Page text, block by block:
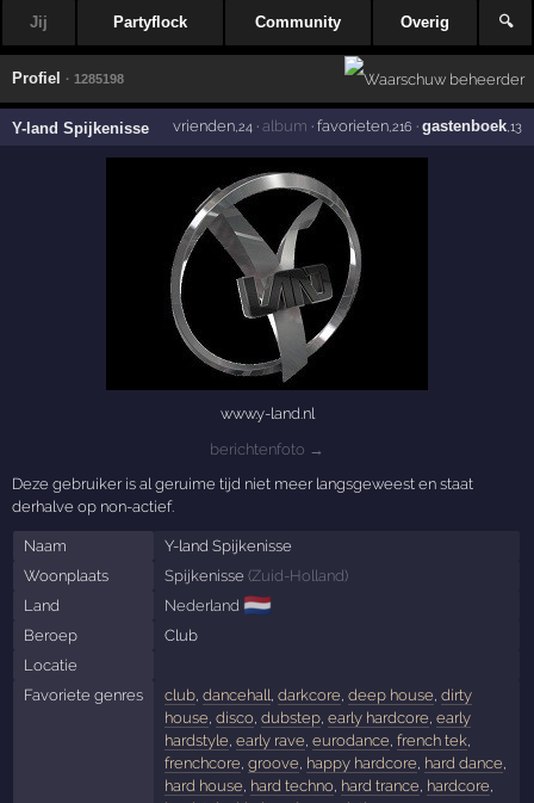
Jij Partyflock Community Overig 🔍
Profiel · 1285198
Y-land Spijkenisse vrienden,24· album · favorieten,216 · gastenboek,13
www.y-land.nl
berichtenfoto →
Deze gebruiker is al geruime tijd niet meer langsgeweest en staat
derhalve op non-actief.
Naam
Y-land Spijkenisse
Woonplaats
Spijkenisse (Zuid-Holland)
Land
Nederland 🇳🇱
Beroep
Club
Locatie
Favoriete genres
club, dancehall, darkcore, deep house, dirty
house, disco, dubstep, early hardcore, early
hardstyle, early rave, eurodance, french tek,
frenchcore, groove, happy hardcore, hard dance,
hard house, hard techno, hard trance, hardcore,